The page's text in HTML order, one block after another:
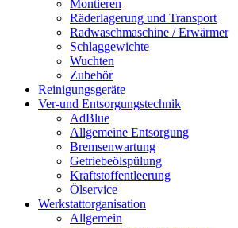
Montieren
Räderlagerung und Transport
Radwaschmaschine / Erwärmer
Schlaggewichte
Wuchten
Zubehör
Reinigungsgeräte
Ver-und Entsorgungstechnik
AdBlue
Allgemeine Entsorgung
Bremsenwartung
Getriebeölspülung
Kraftstoffentleerung
Ölservice
Werkstattorganisation
Allgemein